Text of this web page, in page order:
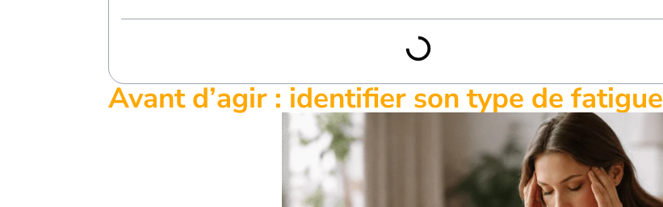
Avant d’agir : identifier son type de fatigue